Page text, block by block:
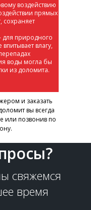
воздействию
прямых
сохраняет
для природного
влагу,
воды могла бы
из доломита.
и заказать
вы всегда
или позвонив по
свяжемся
время